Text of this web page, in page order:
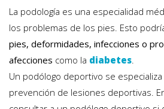
La podología es una especialidad
los problemas de los pies. Esto
pies, deformidades, infecciones o
afecciones como la diabetes.
Un podólogo deportivo se
prevención de lesiones deportivas.